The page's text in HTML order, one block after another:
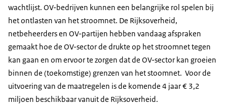
wachtlijst. OV-bedrijven kunnen een belangrijke rol spelen bij
het ontlasten van het stroomnet. De Rijksoverheid,
netbeheerders en OV-partijen hebben vandaag afspraken
gemaakt hoe de OV-sector de drukte op het stroomnet tegen
kan gaan en om ervoor te zorgen dat de OV-sector kan groeien
binnen de (toekomstige) grenzen van het stoomnet. Voor de
uitvoering van de maatregelen is de komende 4 jaar € 3,2
miljoen beschikbaar vanuit de Rijksoverheid.